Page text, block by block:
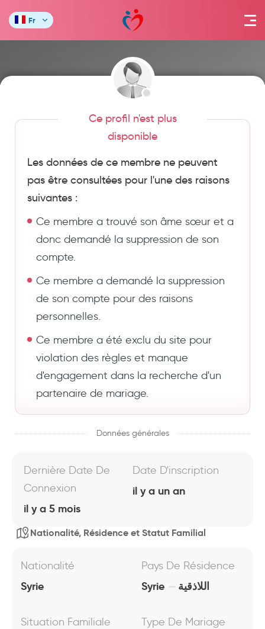
Fr
Ce profil n'est plus
disponible
Les données de ce membre ne peuvent
pas être consultées pour l'une des raisons
suivantes :
Ce membre a trouvé son âme sœur et a
donc demandé la suppression de son
compte.
Ce membre a demandé la suppression
de son compte pour des raisons
personnelles.
Ce membre a été exclu du site pour
violation des règles et manque
d'engagement dans la recherche d'un
partenaire de mariage.
Données générales
Dernière Date De
Connexion
il y a 5 mois
Date D'inscription
il y a un an
Nationalité, Résidence et Statut Familial
Nationalité
Syrie
Pays De Résidence
Syrie اللاذقية
Situation Familiale Type De Mariage